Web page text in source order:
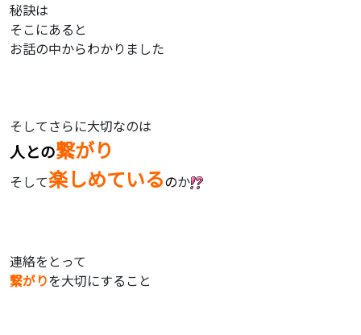
秘訣は
そこにあると
お話の中からわかりました
そしてさらに大切なのは
人との繋がり
そして楽しめているのか
連絡をとって
繋がりを大切にすること